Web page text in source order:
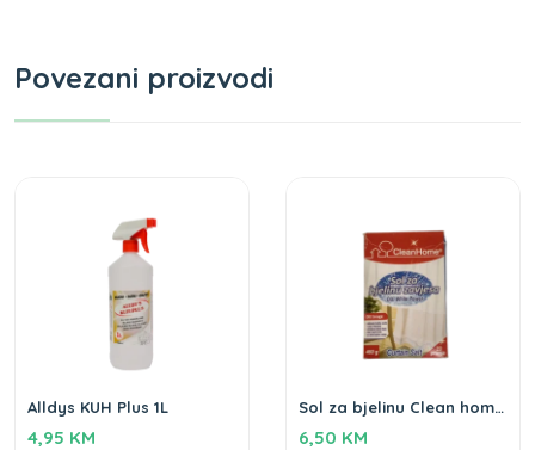
Povezani proizvodi
Alldys KUH Plus 1L
4,95 KM
Sol za bjelinu Clean home
6,50 KM